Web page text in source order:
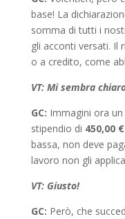
base! La
somma di tutti i
gli acconti versati. Il
o a credito, come
VT: Mi sembra
GC: Immagini ora
stipendio di 450,00 €
bassa, non deve
lavoro non gli
VT: Giusto!
GC: Però, che